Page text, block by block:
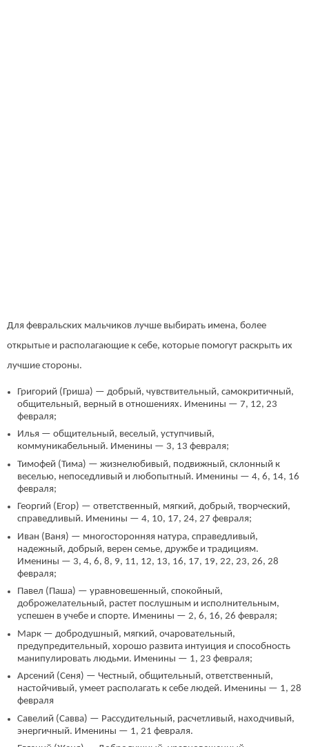
Для февральских мальчиков лучше выбирать имена, более
открытые и располагающие к себе, которые помогут раскрыть их
лучшие стороны.
Григорий (Гриша) — добрый, чувствительный, самокритичный,
общительный, верный в отношениях. Именины — 7, 12, 23
февраля;
Илья — общительный, веселый, уступчивый,
коммуникабельный. Именины — 3, 13 февраля;
Тимофей (Тима) — жизнелюбивый, подвижный, склонный к
веселью, непоседливый и любопытный. Именины — 4, 6, 14, 16
февраля;
Георгий (Егор) — ответственный, мягкий, добрый, творческий,
справедливый. Именины — 4, 10, 17, 24, 27 февраля;
Иван (Ваня) — многосторонняя натура, справедливый,
надежный, добрый, верен семье, дружбе и традициям.
Именины — 3, 4, 6, 8, 9, 11, 12, 13, 16, 17, 19, 22, 23, 26, 28
февраля;
Павел (Паша) — уравновешенный, спокойный,
доброжелательный, растет послушным и исполнительным,
успешен в учебе и спорте. Именины — 2, 6, 16, 26 февраля;
Марк — добродушный, мягкий, очаровательный,
предупредительный, хорошо развита интуиция и способность
манипулировать людьми. Именины — 1, 23 февраля;
Арсений (Сеня) — Честный, общительный, ответственный,
настойчивый, умеет располагать к себе людей. Именины — 1, 28
февраля
Савелий (Савва) — Рассудительный, расчетливый, находчивый,
энергичный. Именины — 1, 21 февраля.